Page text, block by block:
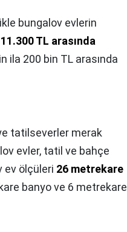
bungalov evlerin
TL arasında
ila 200 bin TL arasında
tatilseverler merak
evler, tatil ve bahçe
ev ölçüleri 26 metrekare
banyo ve 6 metrekare